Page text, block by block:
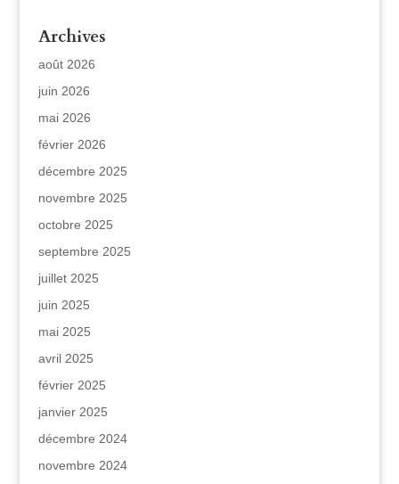
Archives
août 2026
juin 2026
mai 2026
février 2026
décembre 2025
novembre 2025
octobre 2025
septembre 2025
juillet 2025
juin 2025
mai 2025
avril 2025
février 2025
janvier 2025
décembre 2024
novembre 2024